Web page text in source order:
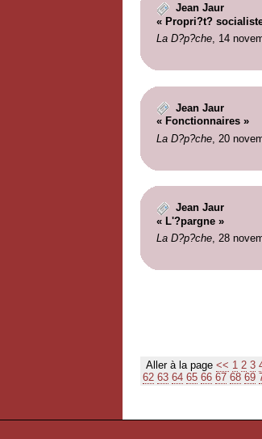
Jean Jaur
« Propri?t?
La D?p?che, 14
Jean Jaur
« Fonctionnaires »
La D?p?che, 20
Jean Jaur
« L'?pargne »
La D?p?che, 28
Aller à la page << 1 2 3
62 63 64 65 66 67 68 69